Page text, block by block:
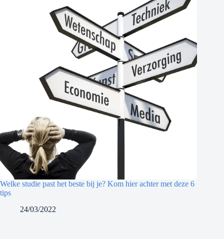
Welke studie past het beste bij je? Kom hier achter met deze 6
tips
24/03/2022